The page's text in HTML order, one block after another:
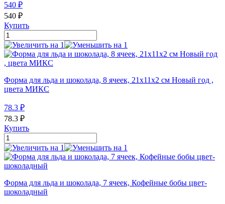
540 ₽
540 ₽
Купить
Форма для льда и шоколада, 8 ячеек, 21х11х2 см Новый год ,
цвета МИКС
78.3 ₽
78.3 ₽
Купить
Форма для льда и шоколада, 7 ячеек, Кофейные бобы цвет-
шоколадный